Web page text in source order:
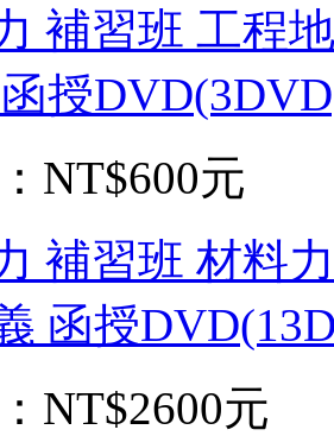
補習班 工程
授
NT$600元
補習班 材料
函授
NT$2600元